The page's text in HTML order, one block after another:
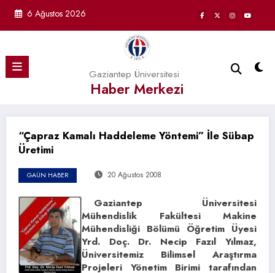
6 Ağustos 2026
Gaziantep Üniversitesi
Haber Merkezi
“Çapraz Kamalı Haddeleme Yöntemi” İle Sübap
Üretimi
GAÜN HABER 20 Ağustos 2008
Gaziantep Üniversitesi
Mühendislik Fakültesi Makine
Mühendisliği Bölümü Öğretim Üyesi
Yrd. Doç. Dr. Necip Fazıl Yılmaz,
Üniversitemiz Bilimsel Araştırma
Projeleri Yönetim Birimi tarafından